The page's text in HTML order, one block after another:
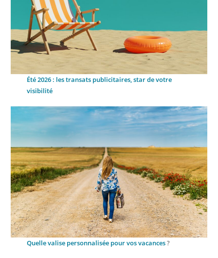
Été 2026 : les transats publicitaires, star de votre
visibilité
Quelle valise personnalisée pour vos vacances?